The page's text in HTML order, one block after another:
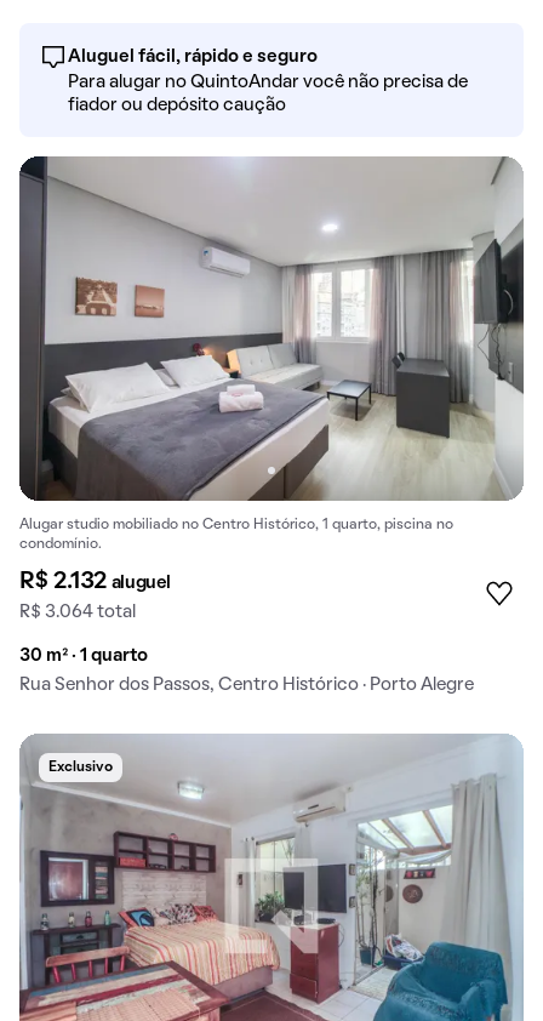
Aluguel fácil, rápido e seguro
Para alugar no QuintoAndar você não precisa de
fiador ou depósito caução
Alugar studio mobiliado no Centro Histórico, 1 quarto, piscina no
condomínio.
R$ 2.132 aluguel
R$ 3.064 total
30 m² · 1 quarto
Rua Senhor dos Passos, Centro Histórico · Porto Alegre
Exclusivo